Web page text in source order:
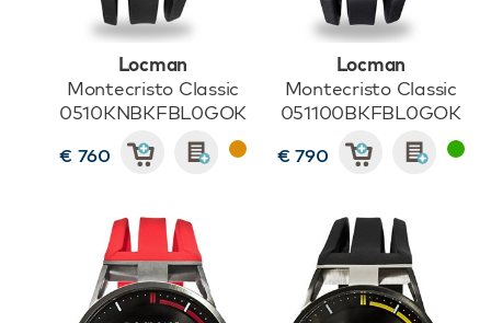
Locman
Montecristo Classic
0510KNBKFBL0GOK
€ 760
Locman
Montecristo Classic
051100BKFBL0GOK
€ 790